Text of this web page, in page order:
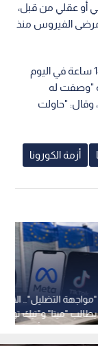
أو عقلي من قبل،
مرضى الفيروس منذ
وأخبرت لورنا والدها، أن العاملين كانوا يعملون 18 ساعة في اليوم
"وصفت له
"حاولت
أزمة الكورونا
"مواجهة التضليل"..
يطالب "ميتا" و"تيك
للشائعات بعد أحداث